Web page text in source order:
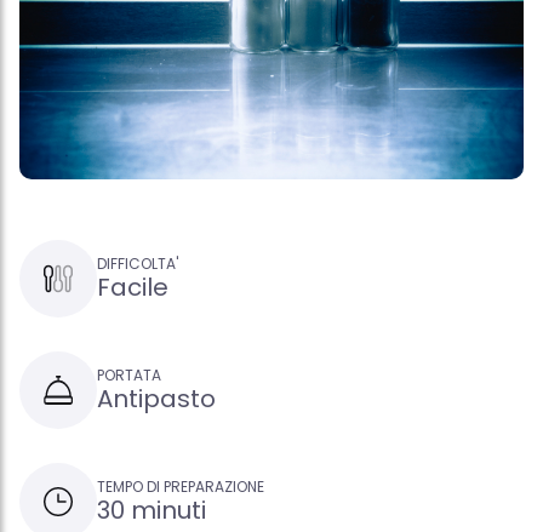
DIFFICOLTA'
Facile
PORTATA
Antipasto
TEMPO DI PREPARAZIONE
30 minuti